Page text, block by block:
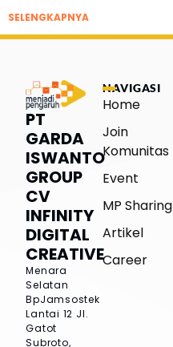
SELENGKAPNYA
PT
GARDA
ISWANTO
GROUP
CV
INFINITY
DIGITAL
CREATIVE
Menara
Selatan
BpJamsostek
Lantai 12 Jl.
Gatot
Subroto,
NAVIGASI
Home
Join
Komunitas
Event
MP Sharing
Artikel
Career